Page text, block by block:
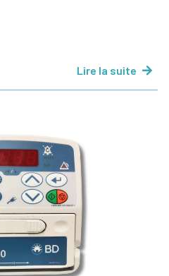
Lire la suite